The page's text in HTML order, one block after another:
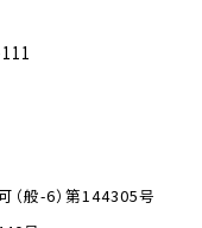
般-6）第144305号